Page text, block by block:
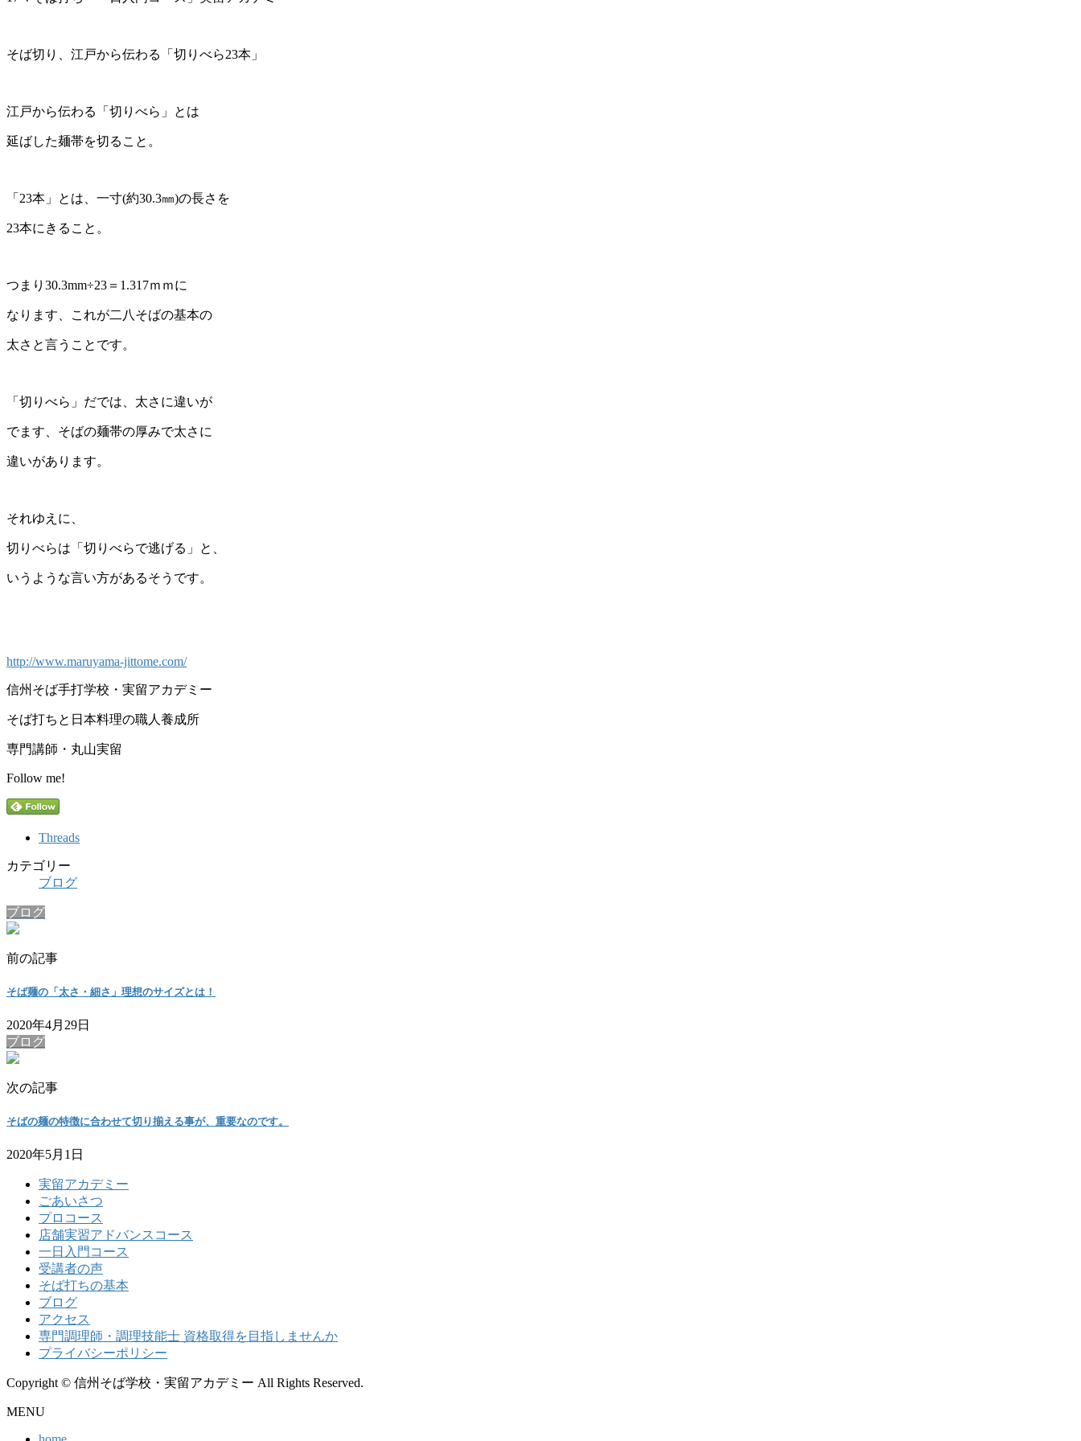
そば切り、江戸から伝わる「切りべら23本」
江戸から伝わる「切りべら」とは
延ばした麺帯を切ること。
「23本」とは、一寸(約30.3㎜)の長さを
23本にきること。
つまり30.3mm÷23＝1.317ｍｍに
なります、これが二八そばの基本の
太さと言うことです。
「切りべら」だでは、太さに違いが
でます、そばの麺帯の厚みで太さに
違いがあります。
それゆえに、
切りべらは「切りべらで逃げる」と、
いうような言い方があるそうです。
http://www.maruyama-jittome.com/
信州そば手打学校・実留アカデミー
そば打ちと日本料理の職人養成所
専門講師・丸山実留
Follow me!
Threads
カテゴリー
ブログ
ブログ
前の記事
そば麺の「太さ・細さ」理想のサイズとは！
2020年4月29日
ブログ
次の記事
そばの麺の特徴に合わせて切り揃える事が、重要なのです。
2020年5月1日
実留アカデミー
ごあいさつ
プロコース
店舗実習アドバンスコース
一日入門コース
受講者の声
そば打ちの基本
ブログ
アクセス
専門調理師・調理技能士 資格取得を目指しませんか
プライバシーポリシー
Copyright © 信州そば学校・実留アカデミー All Rights Reserved.
MENU